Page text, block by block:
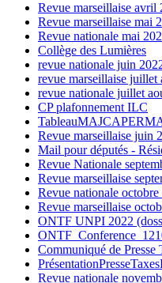
Revue marseillaise avril
Revue marseillaise mai
Revue nationale mai
Collège des Lumières
revue nationale juin
revue marseillaise juillet
revue nationale juillet
CP plafonnement ILC
Revue marseillaise juin
Mail pour députés -
Revue Nationale
Revue marseillaise
Revue nationale octobre
Revue marseillaise
ONTF UNPI 2022
Communiqué de Presse
Revue nationale